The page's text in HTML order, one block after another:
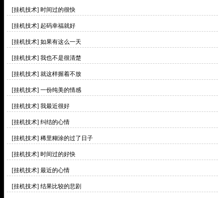
[挂机技术] 时间过的很快
[挂机技术] 起码幸福就好
[挂机技术] 如果有这么一天
[挂机技术] 我也不是很清楚
[挂机技术] 就这样握着不放
[挂机技术] 一份纯美的情感
[挂机技术] 我最近很好
[挂机技术] 纠结的心情
[挂机技术] 稀里糊涂的过了日子
[挂机技术] 时间过的好快
[挂机技术] 最近的心情
[挂机技术] 结果比较的悲剧